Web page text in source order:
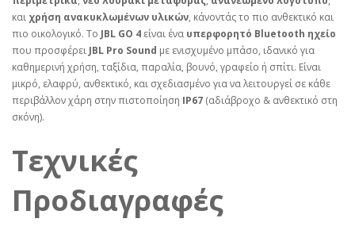
και χρήση ανακυκλωμένων υλικών, κάνοντάς το πιο ανθεκτικό και
πιο οικολογικό. Το JBL GO 4 είναι ένα υπερφορητό Bluetooth ηχείο
που προσφέρει JBL Pro Sound με ενισχυμένο μπάσο, ιδανικό για
καθημερινή χρήση, ταξίδια, παραλία, βουνό, γραφείο ή σπίτι. Είναι
μικρό, ελαφρύ, ανθεκτικό, και σχεδιασμένο για να λειτουργεί σε κάθε
περιβάλλον χάρη στην πιστοποίηση IP67 (αδιάβροχο & ανθεκτικό στη
σκόνη).
Τεχνικές
Προδιαγραφές